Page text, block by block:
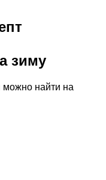
зиму
можно найти на